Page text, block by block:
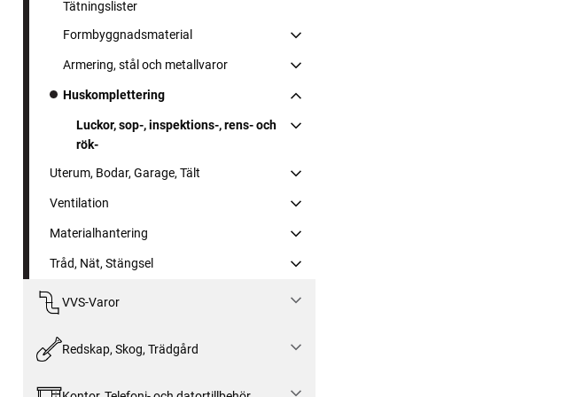
Tätningslister
Formbyggnadsmaterial
Armering, stål och metallvaror
Huskomplettering
Luckor, sop-, inspektions-, rens- och
rök-
Uterum, Bodar, Garage, Tält
Ventilation
Materialhantering
Tråd, Nät, Stängsel
VVS-Varor
Redskap, Skog, Trädgård